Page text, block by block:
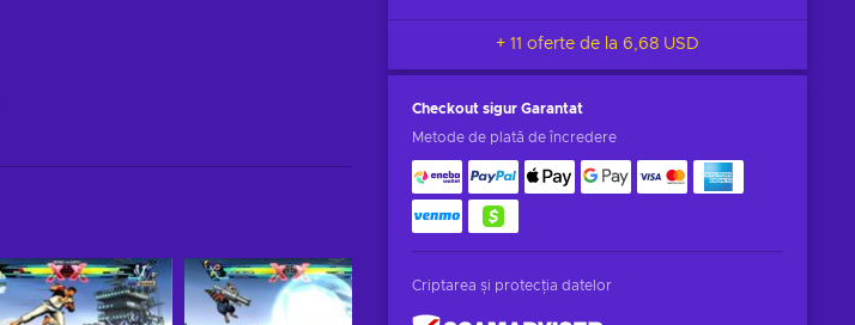
+ 11 oferte de la 6,68 USD
Checkout sigur Garantat
Metode de plată de încredere
Criptarea și protecția datelor